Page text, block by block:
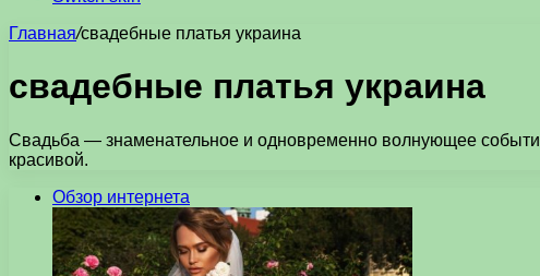
Главная/свадебные платья украина
свадебные платья украина
Свадьба — знаменательное и одновременно волнующее
красивой.
Обзор интернета